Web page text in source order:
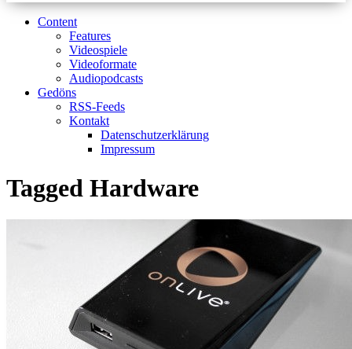
Content
Features
Videospiele
Videoformate
Audiopodcasts
Gedöns
RSS-Feeds
Kontakt
Datenschutzerklärung
Impressum
Tagged Hardware